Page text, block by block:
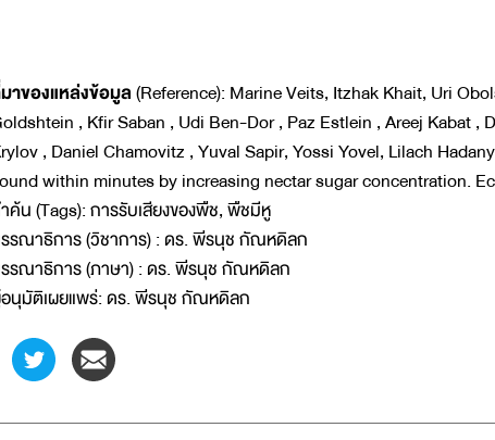
าของแหล่งข้อมูล(Reference): Marine Veits, Itzhak Khait, Uri
, Kfir Saban , Udi Ben-Dor , Paz Estlein , Areej Kabat ,
, Daniel Chamovitz , Yuval Sapir, Yossi Yovel, Lilach
within minutes by increasing nectar sugar concentration.
ค้น (Tags): การรับเสียงของพืช, พืชมีหู
รณาธิการ (วิชาการ) : ดร. พีรนุช กัณหดิลก
รณาธิการ (ภาษา) : ดร. พีรนุช กัณหดิลก
นุมัติเผยแพร่: ดร. พีรนุช กัณหดิลก